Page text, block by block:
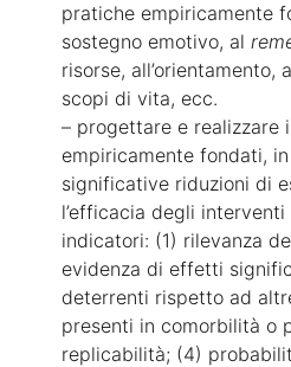
pratiche empiricamente
sostegno emotivo, al
risorse, all’orientamento,
scopi di vita, ecc.
– progettare e realizzare
empiricamente fondati,
significative riduzioni di
l’efficacia degli
indicatori: (1) rilevanza
evidenza di effetti
deterrenti rispetto ad
presenti in comorbilità o
replicabilità; (4)